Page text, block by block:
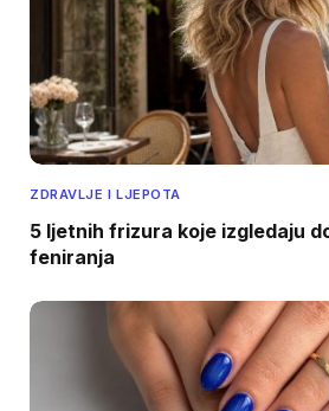
ZDRAVLJE I LJEPOTA
5 ljetnih frizura koje izgledaju
feniranja